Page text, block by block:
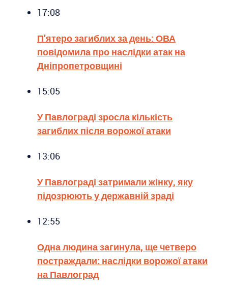
17:08
П’ятеро загиблих за день: ОВА
повідомила про наслідки атак на
Дніпропетровщині
15:05
У Павлограді зросла кількість
загиблих після ворожої атаки
13:06
У Павлограді затримали жінку, яку
підозрюють у державній зраді
12:55
Одна людина загинула, ще четверо
постраждали: наслідки ворожої атаки
на Павлоград